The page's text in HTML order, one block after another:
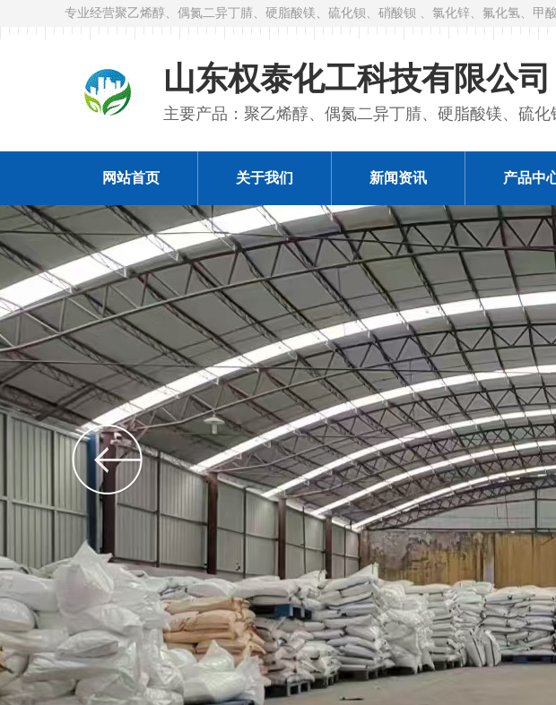
专业经营聚乙烯醇、偶氮二异丁腈、硬脂酸镁、硫化钡、硝酸钡 、氯化锌、氟化氢、甲
山东权泰化工科技有限公司
主要产品：聚乙烯醇、偶氮二异丁腈、硬脂酸镁、硫化
网站首页 关于我们 新闻资讯 产品中